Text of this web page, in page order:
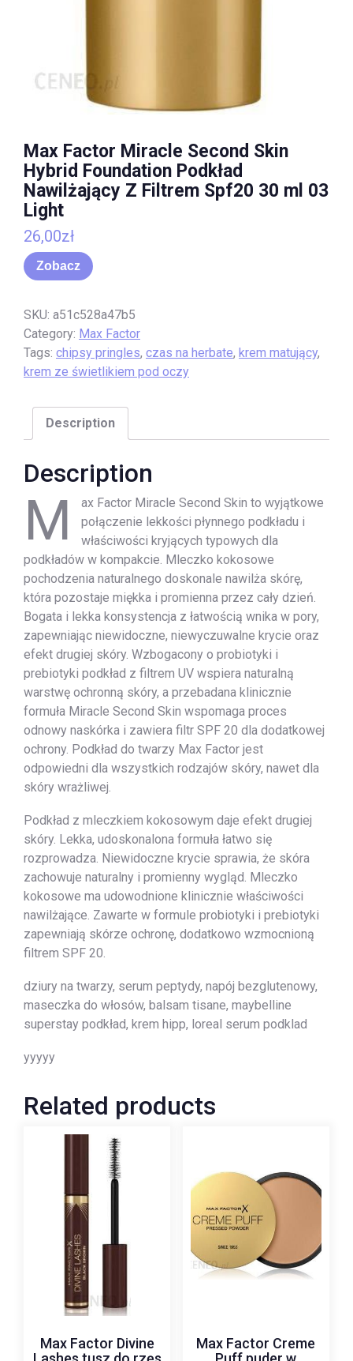
Max Factor Miracle Second Skin
Hybrid Foundation Podkład
Nawilżający Z Filtrem Spf20 30 ml 03
Light
26,00zł
Zobacz
SKU: a51c528a47b5
Category: Max Factor
Tags: chipsy pringles, czas na herbate, krem matujący,
krem ze świetlikiem pod oczy
Description
Description
M
ax Factor Miracle Second Skin to wyjątkowe
połączenie lekkości płynnego podkładu i
właściwości kryjących typowych dla
podkładów w kompakcie. Mleczko kokosowe
pochodzenia naturalnego doskonale nawilża skórę,
która pozostaje miękka i promienna przez cały dzień.
Bogata i lekka konsystencja z łatwością wnika w pory,
zapewniając niewidoczne, niewyczuwalne krycie oraz
efekt drugiej skóry. Wzbogacony o probiotyki i
prebiotyki podkład z filtrem UV wspiera naturalną
warstwę ochronną skóry, a przebadana klinicznie
formuła Miracle Second Skin wspomaga proces
odnowy naskórka i zawiera filtr SPF 20 dla dodatkowej
ochrony. Podkład do twarzy Max Factor jest
odpowiedni dla wszystkich rodzajów skóry, nawet dla
skóry wrażliwej.
Podkład z mleczkiem kokosowym daje efekt drugiej
skóry. Lekka, udoskonalona formuła łatwo się
rozprowadza. Niewidoczne krycie sprawia, że skóra
zachowuje naturalny i promienny wygląd. Mleczko
kokosowe ma udowodnione klinicznie właściwości
nawilżające. Zawarte w formule probiotyki i prebiotyki
zapewniają skórze ochronę, dodatkowo wzmocnioną
filtrem SPF 20.
dziury na twarzy, serum peptydy, napój bezglutenowy,
maseczka do włosów, balsam tisane, maybelline
superstay podkład, krem hipp, loreal serum podklad
yyyyy
Related products
Max Factor Divine
Max Factor Creme